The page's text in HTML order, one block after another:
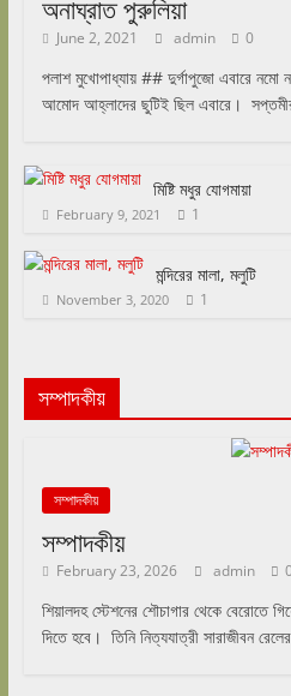
অনাঘ্রাত পুরুলিয়া
June 2, 2021 admin 0
পলাশ মুখোপাধ্যায় ## দুর্গাপুজো এবারে নমো
আমোদ আহ্লাদের ছুটিই ছিল এবারে। সপ্তমীর
মিষ্টি মধুর যোগমায়া
February 9, 2021 1
মন্দিরের মালা, মলুটি
November 3, 2020 1
সম্পাদকীয়
সম্পাদকীয়
সম্পাদকীয়
February 23, 2026 admin
শিয়ালদহ স্টেশনের শৌচাগার থেকে বেরোতে
দিতে হবে। তিনি নিত্যযাত্রী সারাজীবন